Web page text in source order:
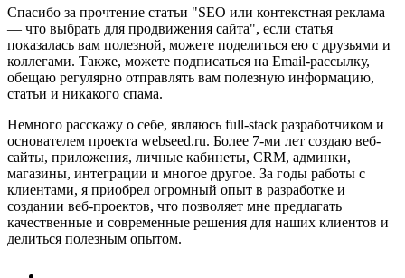
Спасибо за прочтение статьи "SEO или контекстная реклама
— что выбрать для продвижения сайта", если статья
показалась вам полезной, можете поделиться ею с друзьями и
коллегами. Также, можете подписаться на Email-рассылку,
обещаю регулярно отправлять вам полезную информацию,
статьи и никакого спама.
Немного расскажу о себе, являюсь full-stack разработчиком и
основателем проекта webseed.ru. Более 7-ми лет создаю веб-
сайты, приложения, личные кабинеты, CRM, админки,
магазины, интеграции и многое другое. За годы работы с
клиентами, я приобрел огромный опыт в разработке и
создании веб-проектов, что позволяет мне предлагать
качественные и современные решения для наших клиентов и
делиться полезным опытом.